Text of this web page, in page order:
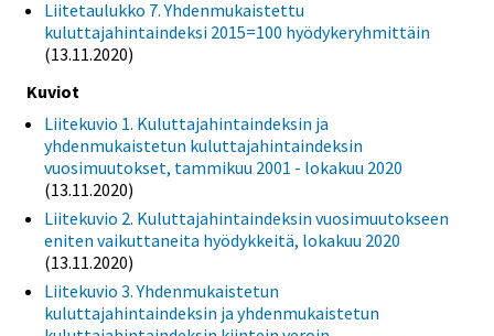
Liitetaulukko 7. Yhdenmukaistettu
kuluttajahintaindeksi 2015=100 hyödykeryhmittäin
(13.11.2020)
Kuviot
Liitekuvio 1. Kuluttajahintaindeksin ja
yhdenmukaistetun kuluttajahintaindeksin
vuosimuutokset, tammikuu 2001 - lokakuu 2020
(13.11.2020)
Liitekuvio 2. Kuluttajahintaindeksin vuosimuutokseen
eniten vaikuttaneita hyödykkeitä, lokakuu 2020
(13.11.2020)
Liitekuvio 3. Yhdenmukaistetun
kuluttajahintaindeksin ja yhdenmukaistetun